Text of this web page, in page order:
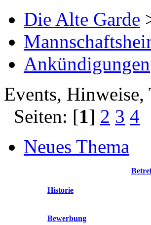
Die Alte Garde
Ankündigungen
Events, Hinweise,
Seiten: [1] 2 3 4
Neues Thema
Historie
Bewerbung